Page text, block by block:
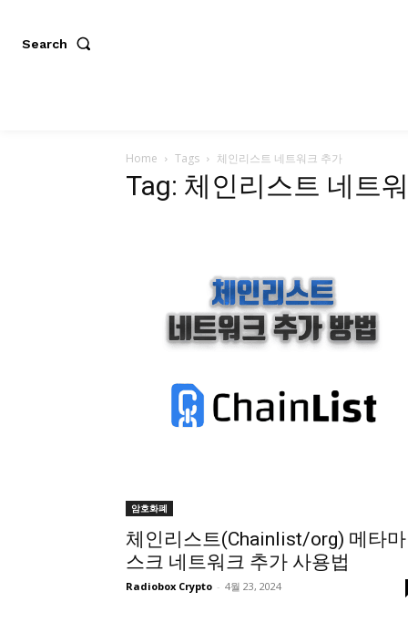
Search
Home Tags 체인리스트 네트워크 추가
Tag: 체인리스트 네트
암호화폐
체인리스트(Chainlist/org) 메타마
스크 네트워크 추가 사용법
Radiobox Crypto - 4월 23, 2024